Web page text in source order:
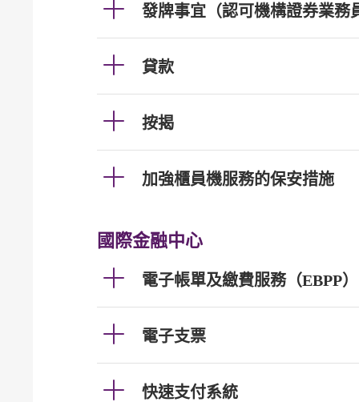
發牌事宜（認可機構證券業務
貸款
按揭
加強櫃員機服務的保安措施
國際金融中心
電子帳單及繳費服務（EBPP）
電子支票
快速支付系統